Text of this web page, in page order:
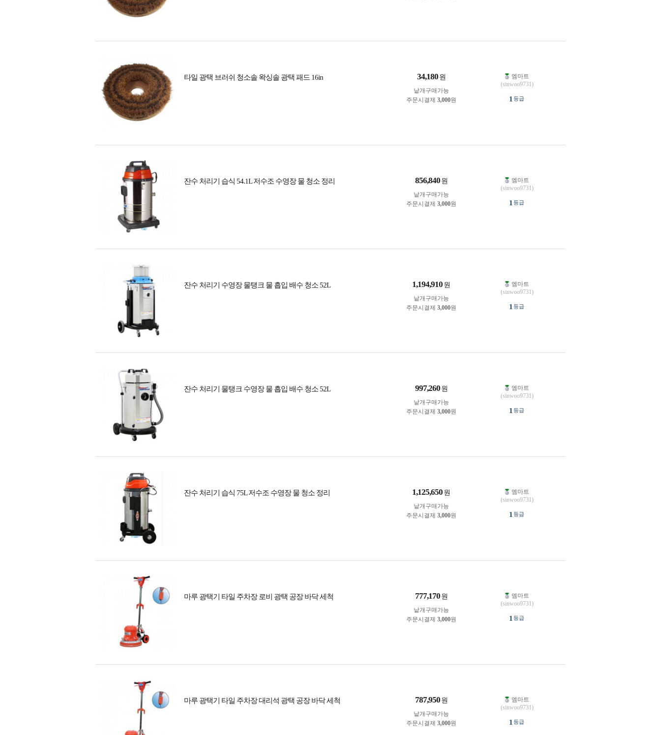
타일 광택 브러쉬 청소솔 왁싱솔 광택 패드 16in 34,180 원
낱개구매가능
주문시결제 3,000원
엠마트
(sinwoo9731)
1 등급
잔수 처리기 습식 54.1L 저수조 수영장 물 청소 정리 856,840 원
낱개구매가능
주문시결제 3,000원
엠마트
(sinwoo9731)
1 등급
잔수 처리기 수영장 물탱크 물 흡입 배수 청소 52L 1,194,910 원
낱개구매가능
주문시결제 3,000원
엠마트
(sinwoo9731)
1 등급
잔수 처리기 물탱크 수영장 물 흡입 배수 청소 52L 997,260 원
낱개구매가능
주문시결제 3,000원
엠마트
(sinwoo9731)
1 등급
잔수 처리기 습식 75L 저수조 수영장 물 청소 정리 1,125,650 원
낱개구매가능
주문시결제 3,000원
엠마트
(sinwoo9731)
1 등급
마루 광택기 타일 주차장 로비 광택 공장 바닥 세척 777,170 원
낱개구매가능
주문시결제 3,000원
엠마트
(sinwoo9731)
1 등급
마루 광택기 타일 주차장 대리석 광택 공장 바닥 세척 787,950 원
낱개구매가능
주문시결제 3,000원
엠마트
(sinwoo9731)
1 등급